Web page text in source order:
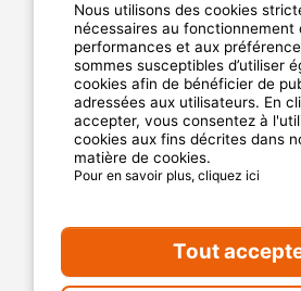
La garantie
Un paiement 100%
Un service client
Les meilleurs établissements
Les offres aux meilleur
Nous utilisons des cookies
nécessaires au fonctionnement
performances et aux
sommes susceptibles d’utiliser
cookies afin de bénéficier de
adressées aux utilisateurs. En
accepter, vous consentez à
cookies aux fins décrites dans
matière de cookies.
Pour en savoir plus, cliquez ici
Tout